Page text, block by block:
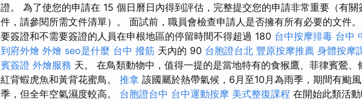
證。 為了使您的申請在 15 個日曆日內得到評估，完整提交您的申請非常重要（有關
件，請參閱所需文件清單）。 面試前，職員會檢查申請人是否擁有所有必要的文件
要簽證和不需要簽證的人員在申根地區的停留時間不得超過 180 台中按摩排毒 台中
到府外燴 外燴 seo是什麼 台中 撥筋 天內的 90 台胞證台北 豐原按摩推薦 身體按摩
賓簽證 外燴服務 天。 在鳥類動物中，值得一提的是當地特有的食猴鷹、菲律賓鶯、
紅背蝦虎魚和黃背花蜜鳥。 推拿 該國屬於熱帶氣候，6月至10月為雨季，期間有颱
季，但全年空氣濕度較高。 台胞證台中 台中運動按摩 美式整復課程 在開始此類活